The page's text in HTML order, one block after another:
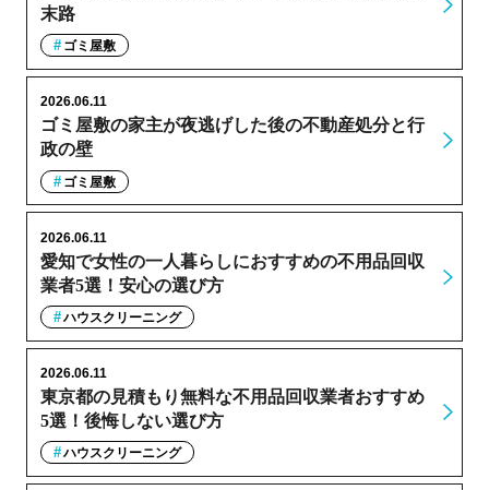
末路
ゴミ屋敷
ゴミ屋敷の家主が夜逃げした後の不動産処分と行
政の壁
2026.06.11
ゴミ屋敷
愛知で女性の一人暮らしにおすすめの不用品回収
業者5選！安心の選び方
2026.06.11
ハウスクリーニング
東京都の見積もり無料な不用品回収業者おすすめ
5選！後悔しない選び方
2026.06.11
ハウスクリーニング